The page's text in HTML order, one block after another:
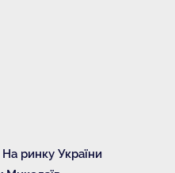
На ринку України